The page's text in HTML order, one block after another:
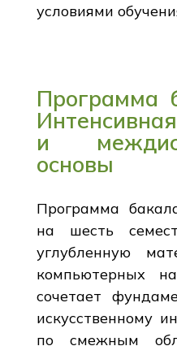
условиями
Программа
и
основы
Программа
на шесть
углубленную
компьютерных
сочетает
искусственному
по смежным